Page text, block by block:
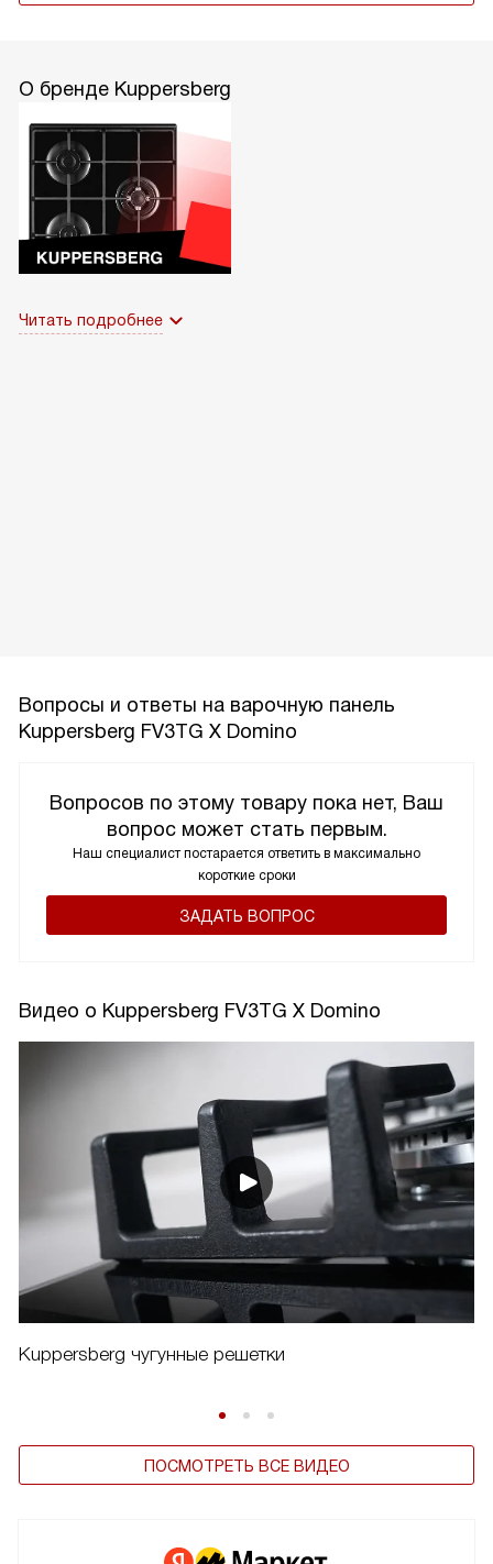
О бренде Kuppersberg
Читать подробнее
Вопросы и ответы на варочную панель
Kuppersberg FV3ТG X Domino
Вопросов по этому товару пока нет, Ваш
вопрос может стать первым.
Наш специалист постарается ответить в максимально
короткие сроки
ЗАДАТЬ ВОПРОС
Видео о Kuppersberg FV3ТG X Domino
Kuppersberg чугунные решетки
ПОСМОТРЕТЬ ВСЕ ВИДЕО